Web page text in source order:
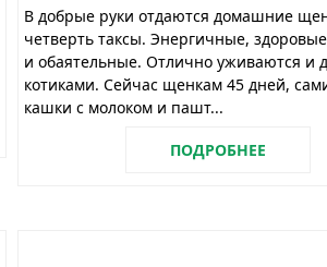
В добрые руки отдаются домашние
четверть таксы. Энергичные,
и обаятельные. Отлично уживаются и
котиками. Сейчас щенкам 45 дней,
кашки с молоком и пашт...
ПОДРОБНЕЕ